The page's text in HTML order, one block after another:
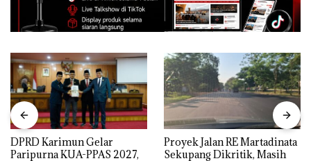
DPRD Karimun Gelar
Paripurna KUA-PPAS 2027,
Proyek Jalan RE Martadinata
Sekupang Dikritik, Masih